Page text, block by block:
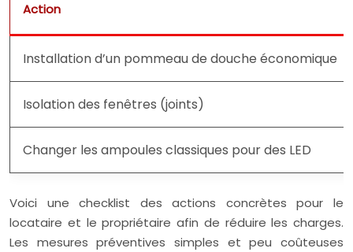
Action
Installation d’un pommeau de douche économique
Isolation des fenêtres (joints)
Changer les ampoules classiques pour des LED
Voici une checklist des actions concrètes pour le
locataire et le propriétaire afin de réduire les charges.
Les mesures préventives simples et peu coûteuses